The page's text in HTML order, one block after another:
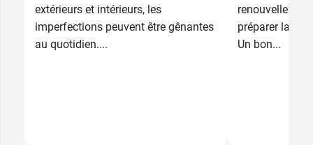
extérieurs et intérieurs, les
imperfections peuvent être gênantes
au quotidien....
préparer la
Un bon...